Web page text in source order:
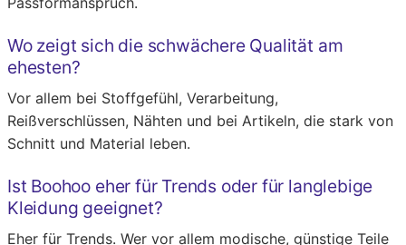
Wo zeigt sich die schwächere Qualität am
ehesten?
Vor allem bei Stoffgefühl, Verarbeitung,
Reißverschlüssen, Nähten und bei Artikeln, die stark von
Schnitt und Material leben.
Ist Boohoo eher für Trends oder für langlebige
Kleidung geeignet?
Eher für Trends. Wer vor allem modische, günstige Teile